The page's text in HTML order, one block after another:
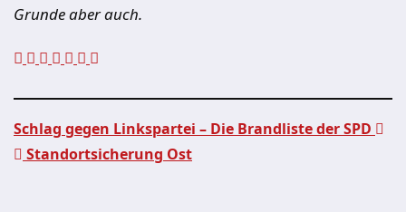
Grunde aber auch.
Schlag gegen Linkspartei – Die Brandliste der SPD
Standortsicherung Ost